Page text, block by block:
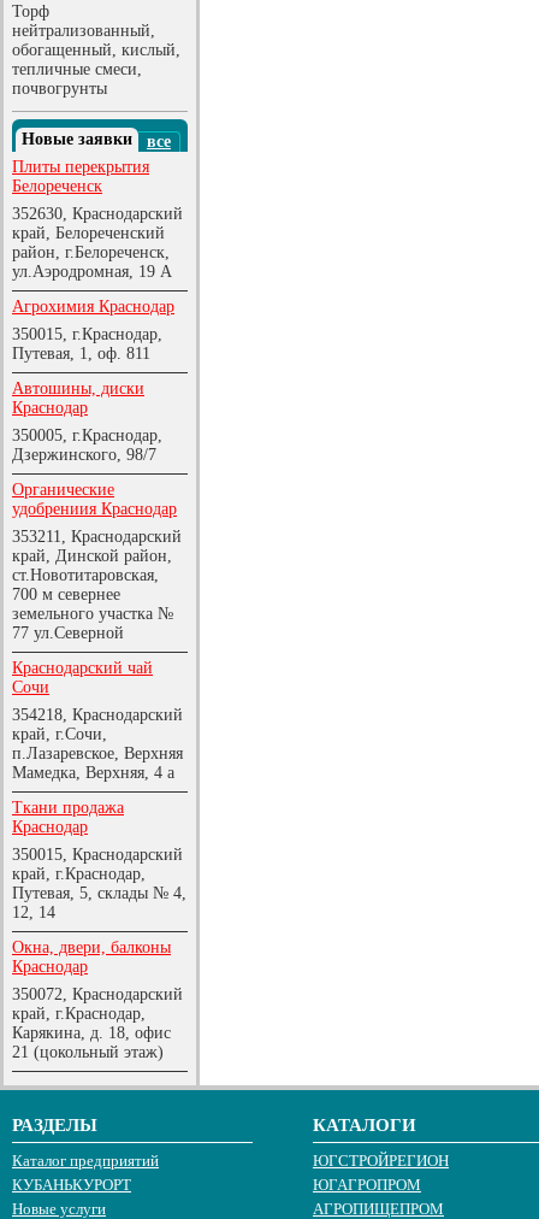
Торф
нейтрализованный,
обогащенный, кислый,
тепличные смеси,
почвогрунты
Новые заявки
все
Плиты перекрытия
Белореченск
352630, Краснодарский
край, Белореченский
район, г.Белореченск,
ул.Аэродромная, 19 А
Агрохимия Краснодар
350015, г.Краснодар,
Путевая, 1, оф. 811
Автошины, диски
Краснодар
350005, г.Краснодар,
Дзержинского, 98/7
Органические
удобрениия Краснодар
353211, Краснодарский
край, Динской район,
ст.Новотитаровская,
700 м севернее
земельного участка №
77 ул.Северной
Краснодарский чай
Сочи
354218, Краснодарский
край, г.Сочи,
п.Лазаревское, Верхняя
Мамедка, Верхняя, 4 а
Ткани продажа
Краснодар
350015, Краснодарский
край, г.Краснодар,
Путевая, 5, склады № 4,
12, 14
Окна, двери, балконы
Краснодар
350072, Краснодарский
край, г.Краснодар,
Карякина, д. 18, офис
21 (цокольный этаж)
РАЗДЕЛЫ
Каталог предприятий
КУБАНЬКУРОРТ
Новые услуги
КАТАЛОГИ
ЮГСТРОЙРЕГИОН
ЮГАГРОПРОМ
АГРОПИЩЕПРОМ